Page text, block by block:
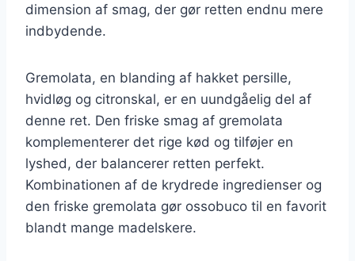
dimension af smag, der gør retten endnu mere
indbydende.
Gremolata, en blanding af hakket persille,
hvidløg og citronskal, er en uundgåelig del af
denne ret. Den friske smag af gremolata
komplementerer det rige kød og tilføjer en
lyshed, der balancerer retten perfekt.
Kombinationen af de krydrede ingredienser og
den friske gremolata gør ossobuco til en favorit
blandt mange madelskere.